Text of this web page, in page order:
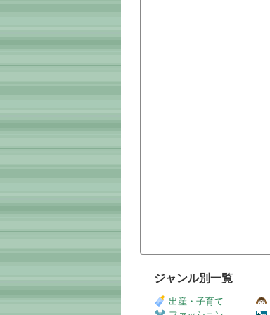
ジャンル別一覧
出産・子育て